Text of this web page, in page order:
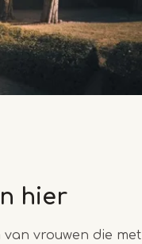
hier
vrouwen die met